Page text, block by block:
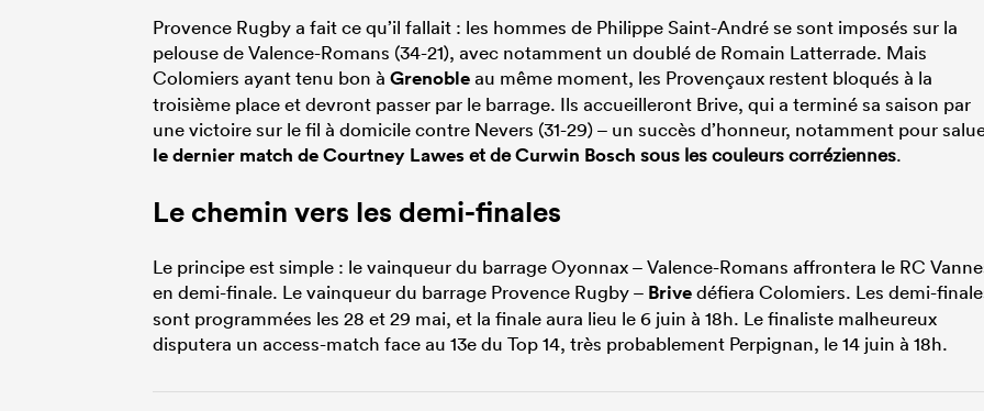
Provence Rugby a fait ce qu’il fallait : les hommes de Philippe Saint-André se sont imposés sur la
pelouse de Valence-Romans (34-21), avec notamment un doublé de Romain Latterrade. Mais
Colomiers ayant tenu bon à Grenobleau même moment, les Provençaux restent bloqués à la
troisième place et devront passer par le barrage. Ils accueilleront Brive, qui a terminé sa saison par
une victoire sur le fil à domicile contre Nevers (31-29) – un succès d’honneur, notamment pour
le dernier match deCourtney Laweset deCurwin Bosch sous les couleurs corréziennes.
Le chemin vers les demi-finales
Le principe est simple : le vainqueur du barrage Oyonnax – Valence-Romans affrontera le RC
en demi-finale. Le vainqueur du barrage Provence Rugby – Brivedéfiera Colomiers. Les demi-
sont programmées les 28 et 29 mai, et la finale aura lieu le 6 juin à 18h. Le finaliste malheureux
disputera un access-match face au 13e du Top 14, très probablement Perpignan, le 14 juin à 18h.